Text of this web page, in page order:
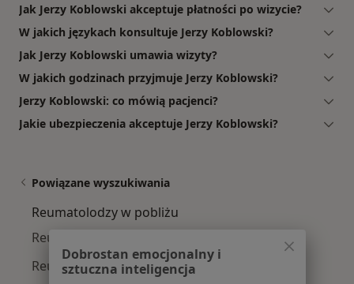
Jak Jerzy Koblowski akceptuje płatności po wizycie?
W jakich językach konsultuje Jerzy Koblowski?
Jak Jerzy Koblowski umawia wizyty?
W jakich godzinach przyjmuje Jerzy Koblowski?
Jerzy Koblowski: co mówią pacjenci?
Jakie ubezpieczenia akceptuje Jerzy Koblowski?
Powiązane wyszukiwania
Reumatolodzy w pobliżu
Reumatolodzy Ludwisin
Reumatolodzy Bukowiec A
Dobrostan emocjonalny i
sztuczna inteligencja